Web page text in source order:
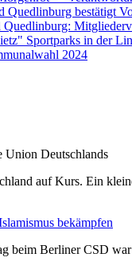
Quedlinburg bestätigt
Sportparks in der
2024
Union Deutschlands
auf Kurs. Ein
bekämpfen
beim Berliner CSD